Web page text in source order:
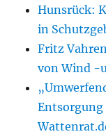
Hunsrück:
in
Fritz
von Wind -
Entsorgung